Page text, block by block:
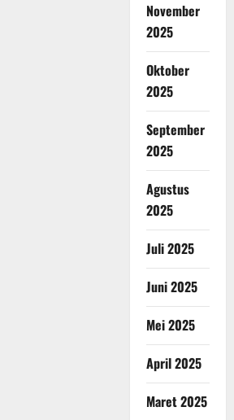
November
2025
Oktober
2025
September
2025
Agustus
2025
Juli 2025
Juni 2025
Mei 2025
April 2025
Maret 2025